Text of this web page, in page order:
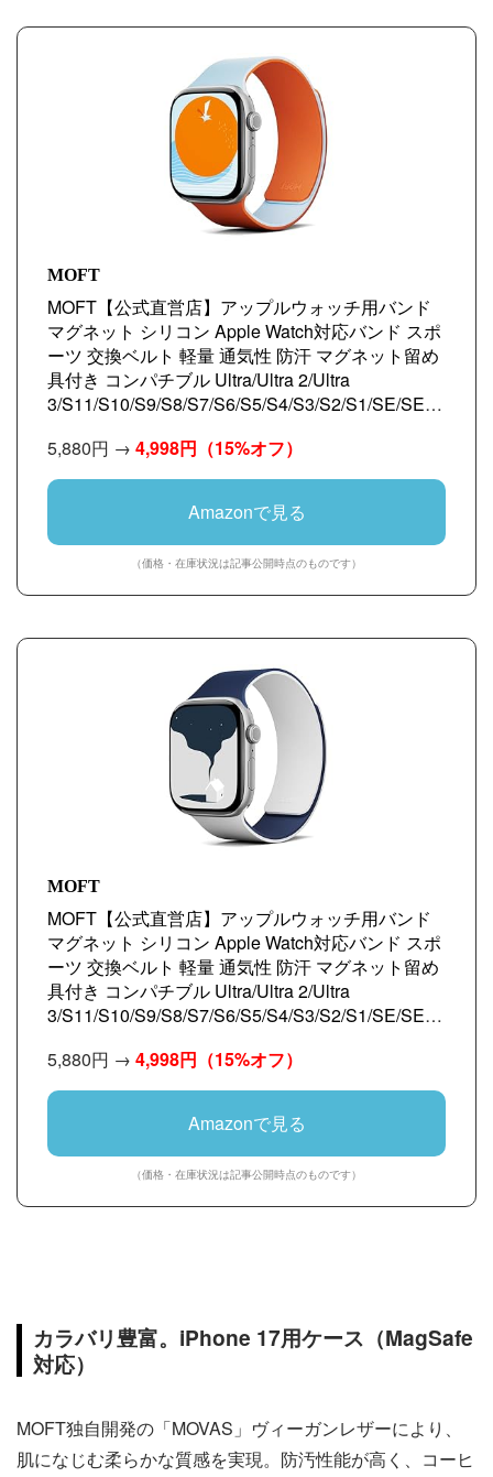
MOFT
MOFT【公式直営店】アップルウォッチ用バンド
マグネット シリコン Apple Watch対応バンド スポ
ーツ 交換ベルト 軽量 通気性 防汗 マグネット留め
具付き コンパチブル Ultra/Ultra 2/Ultra
3/S11/S10/S9/S8/S7/S6/S5/S4/S3/S2/S1/SE/SE2/
45mm 46mm 49mm MOFT【公式直営店】アップ
ルウォッチ用バンド マグネット シリコン Apple
Watch対応バンド スポーツ 交換ベルト 軽量 通気
性 防汗 マグネット留め具付き コンパチブル
S11/S10/S9/S8/S7/S6/S5/S4/S3/S2/S1/SE/SE2/S
E3 に適用 38mm 40mm 41mm 42mm（サンライズ
オレンジxミストブルー）
5,880円 → 4,998円 （15%オフ）
Amazonで見る
（価格・在庫状況は記事公開時点のものです）
MOFT
MOFT【公式直営店】アップルウォッチ用バンド
マグネット シリコン Apple Watch対応バンド スポ
ーツ 交換ベルト 軽量 通気性 防汗 マグネット留め
具付き コンパチブル Ultra/Ultra 2/Ultra
3/S11/S10/S9/S8/S7/S6/S5/S4/S3/S2/S1/SE/SE2/
45mm 46mm 49mm MOFT【公式直営店】アップ
ルウォッチ用バンド マグネット シリコン Apple
Watch対応バンド スポーツ 交換ベルト 軽量 通気
性 防汗 マグネット留め具付き コンパチブル
S11/S10/S9/S8/S7/S6/S5/S4/S3/S2/S1/SE/SE2/S
E3 に適用 38mm 40mm 41mm 42mm（ディープブ
ルーxミスティグレー）
5,880円 → 4,998円 （15%オフ）
Amazonで見る
（価格・在庫状況は記事公開時点のものです）
カラバリ豊富。iPhone 17用ケース（MagSafe
対応）
MOFT独自開発の「MOVAS」ヴィーガンレザーにより、
肌になじむ柔らかな質感を実現。防汚性能が高く、コーヒ